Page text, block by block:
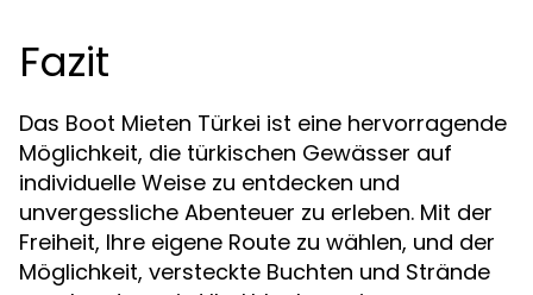
Fazit
Das Boot Mieten Türkei ist eine hervorragende
Möglichkeit, die türkischen Gewässer auf
individuelle Weise zu entdecken und
unvergessliche Abenteuer zu erleben. Mit der
Freiheit, Ihre eigene Route zu wählen, und der
Möglichkeit, versteckte Buchten und Strände